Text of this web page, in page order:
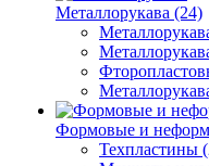
Металлорукава (24)
Формовые и
Техпластины